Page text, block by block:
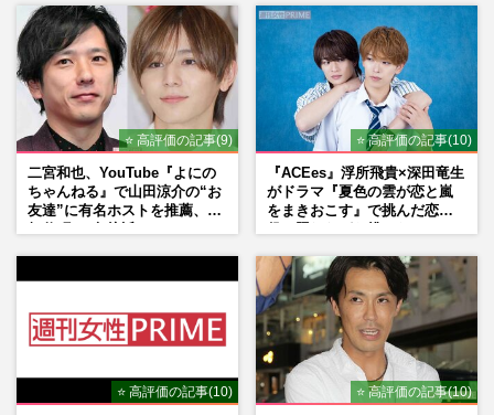
⭐ 高評価の記事(9)
二宮和也、YouTube『よにの
ちゃんねる』で山田涼介の“お
友達”に有名ホストを推薦、歌
⭐ 高評価の記事(10)
『ACEes』浮所飛貴×深田竜生
がドラマ『夏色の雲が恋と嵐
をまきおこす』で挑んだ恋人
⭐ 高評価の記事(10) ⭐ 高評価の記事(10)